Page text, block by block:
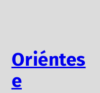
Oriéntes
e